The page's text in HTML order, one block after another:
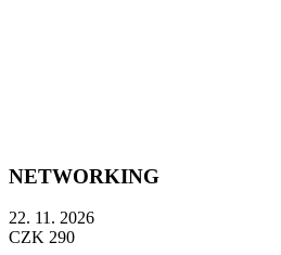
NETWORKING
22. 11. 2026
CZK 290